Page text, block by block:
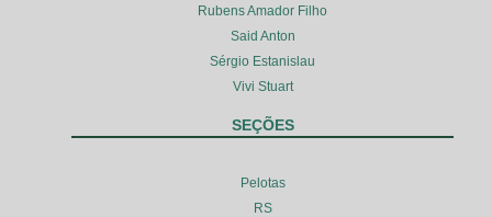
Rubens Amador Filho
Said Anton
Sérgio Estanislau
Vivi Stuart
SEÇÕES
Pelotas
RS